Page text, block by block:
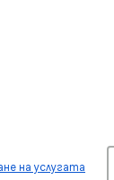
на услугата